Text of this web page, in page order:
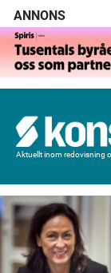
ANNONS
Aktuellt inom redovisning